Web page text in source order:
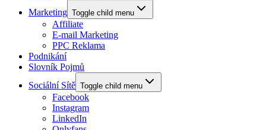
Marketing Toggle child menu
Affiliate
E-mail Marketing
PPC Reklama
Podnikání
Slovník Pojmů
Sociální Sítě Toggle child menu
Facebook
Instagram
LinkedIn